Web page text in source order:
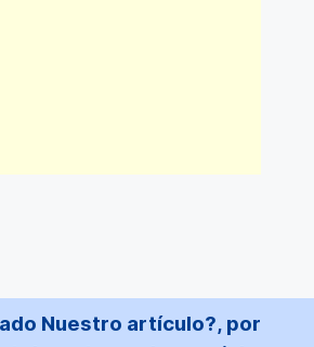
Nuestro artículo?, por